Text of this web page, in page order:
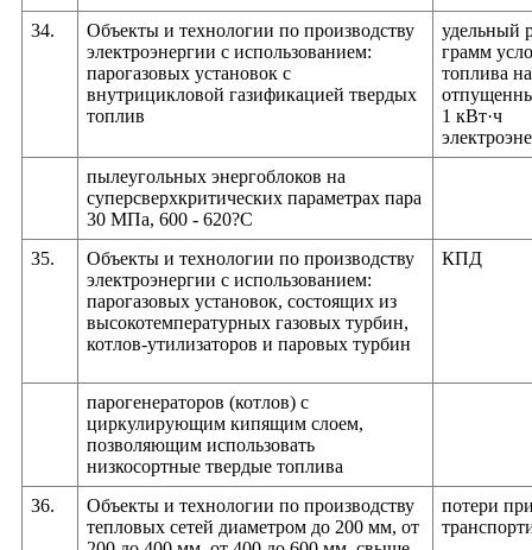
34.
Объекты и технологии по производству
электроэнергии с использованием:
парогазовых установок с
внутрицикловой газификацией твердых
топлив
удельный
грамм
топлива на
1 кВт·ч
пылеугольных энергоблоков на
суперсверхкритических параметрах пара
30 МПа, 600 - 620?С
35.
Объекты и технологии по производству
электроэнергии с использованием:
парогазовых установок, состоящих из
высокотемпературных газовых турбин,
котлов-утилизаторов и паровых турбин
КПД
парогенераторов (котлов) с
циркулирующим кипящим слоем,
позволяющим использовать
низкосортные твердые топлива
36.
Объекты и технологии по производству
тепловых сетей диаметром до 200 мм, от
потери